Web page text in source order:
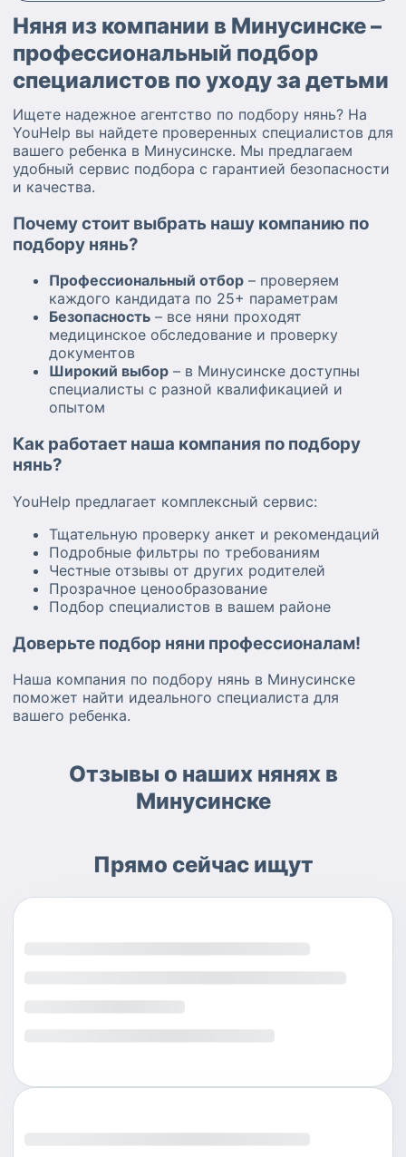
Няня из компании в Минусинске –
профессиональный подбор
специалистов по уходу за детьми
Ищете надежное агентство по подбору нянь? На
YouHelp вы найдете проверенных специалистов для
вашего ребенка в Минусинске. Мы предлагаем
удобный сервис подбора с гарантией безопасности
и качества.
Почему стоит выбрать нашу компанию по
подбору нянь?
Профессиональный отбор – проверяем
каждого кандидата по 25+ параметрам
Безопасность – все няни проходят
медицинское обследование и проверку
документов
Широкий выбор – в Минусинске доступны
специалисты с разной квалификацией и
опытом
Как работает наша компания по подбору
нянь?
YouHelp предлагает комплексный сервис:
Тщательную проверку анкет и рекомендаций
Подробные фильтры по требованиям
Честные отзывы от других родителей
Прозрачное ценообразование
Подбор специалистов в вашем районе
Доверьте подбор няни профессионалам!
Наша компания по подбору нянь в Минусинске
поможет найти идеального специалиста для
вашего ребенка.
Отзывы о наших нянях в
Минусинске
Прямо сейчас ищут